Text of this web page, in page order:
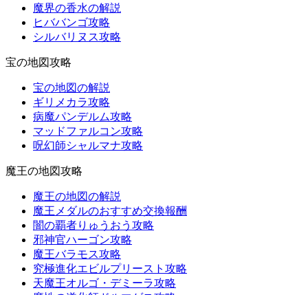
魔界の香水の解説
ヒババンゴ攻略
シルバリヌス攻略
宝の地図攻略
宝の地図の解説
ギリメカラ攻略
病魔パンデルム攻略
マッドファルコン攻略
呪幻師シャルマナ攻略
魔王の地図攻略
魔王の地図の解説
魔王メダルのおすすめ交換報酬
闇の覇者りゅうおう攻略
邪神官ハーゴン攻略
魔王バラモス攻略
究極進化エビルプリースト攻略
天魔王オルゴ・デミーラ攻略